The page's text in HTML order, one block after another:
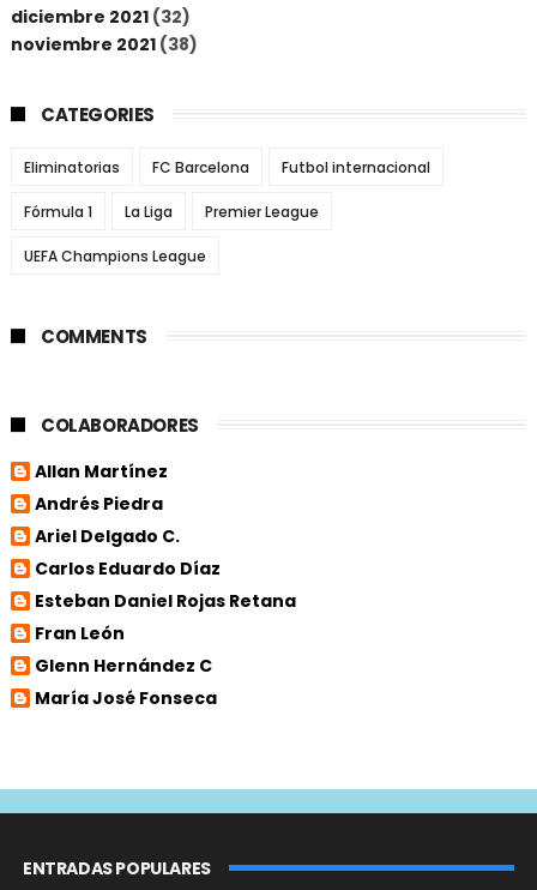
diciembre 2021(32)
noviembre 2021(38)
CATEGORIES
Eliminatorias FC Barcelona Futbol internacional
Fórmula 1 La Liga Premier League
UEFA Champions League
COMMENTS
COLABORADORES
Allan Martínez
Andrés Piedra
Ariel Delgado C.
Carlos Eduardo Díaz
Esteban Daniel Rojas Retana
Fran León
Glenn Hernández C
María José Fonseca
ENTRADAS POPULARES